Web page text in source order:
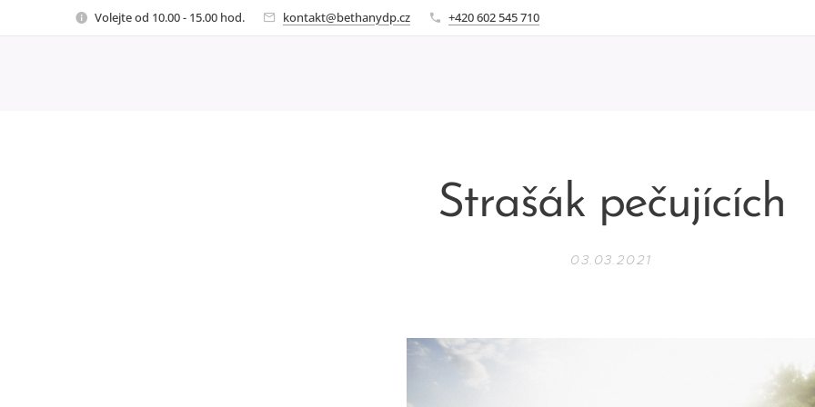
Volejte od 10.00 - 15.00 hod. kontakt@bethanydp.cz +420 602 545 710
Strašák pečujících
03.03.2021